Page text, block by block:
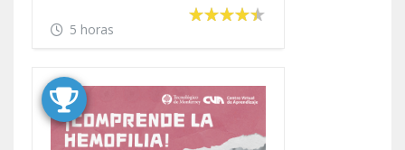
5 horas